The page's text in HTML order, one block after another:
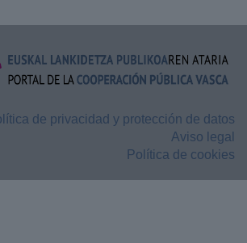
de privacidad y protección de datos
Aviso legal
Política de cookies